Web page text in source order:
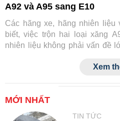
A92 và A95 sang E10
Các hãng xe, hãng nhiên liệu
biết, việc trộn hai loại xăng
nhiên liệu không phải vấn đề
Xem
MỚI NHẤT
TIN TỨC